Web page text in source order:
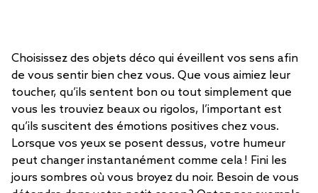
Choisissez des objets déco qui éveillent vos sens afin
de vous sentir bien chez vous. Que vous aimiez leur
toucher, qu’ils sentent bon ou tout simplement que
vous les trouviez beaux ou rigolos, l’important est
qu’ils suscitent des émotions positives chez vous.
Lorsque vos yeux se posent dessus, votre humeur
peut changer instantanément comme cela ! Fini les
jours sombres où vous broyez du noir. Besoin de vous